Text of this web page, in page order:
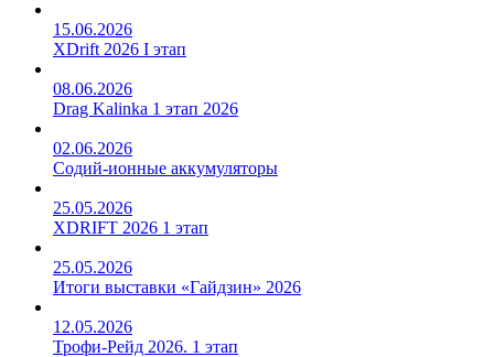
15.06.2026
XDrift 2026 I этап
08.06.2026
Drag Kalinka 1 этап 2026
02.06.2026
Содий-ионные аккумуляторы
25.05.2026
XDRIFT 2026 1 этап
25.05.2026
Итоги выставки «Гайдзин» 2026
12.05.2026
Трофи-Рейд 2026. 1 этап